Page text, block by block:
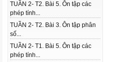
TUẦN 2- T2. Bài 5. Ôn tập các
phép tính...
TUẦN 2- T2. Bài 3. Ôn tập phân
số...
TUẦN 2- T1. Bài 5. Ôn tập các
phép tính...